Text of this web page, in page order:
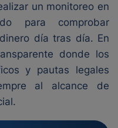
un monitoreo en
para comprobar
día tras día. En
donde los
y pautas legales
al alcance de